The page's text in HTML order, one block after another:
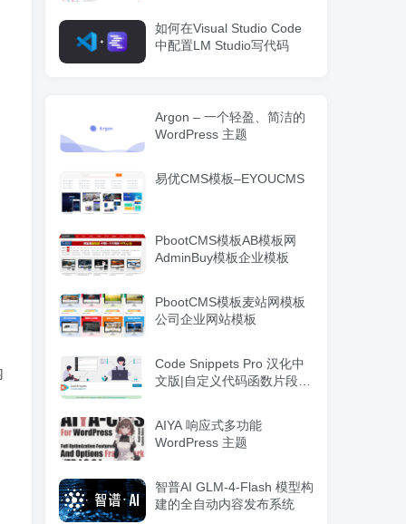
如何在Visual Studio Code
中配置LM Studio写代码
Argon – 一个轻盈、简洁的
WordPress 主题
易优CMS模板–EYOUCMS
PbootCMS模板AB模板网
AdminBuy模板企业模板
PbootCMS模板麦站网模板
公司企业网站模板
Code Snippets Pro 汉化中
文版|自定义代码函数片段管
AIYA 响应式多功能
WordPress 主题
智普AI GLM-4-Flash 模型构
建的全自动内容发布系统